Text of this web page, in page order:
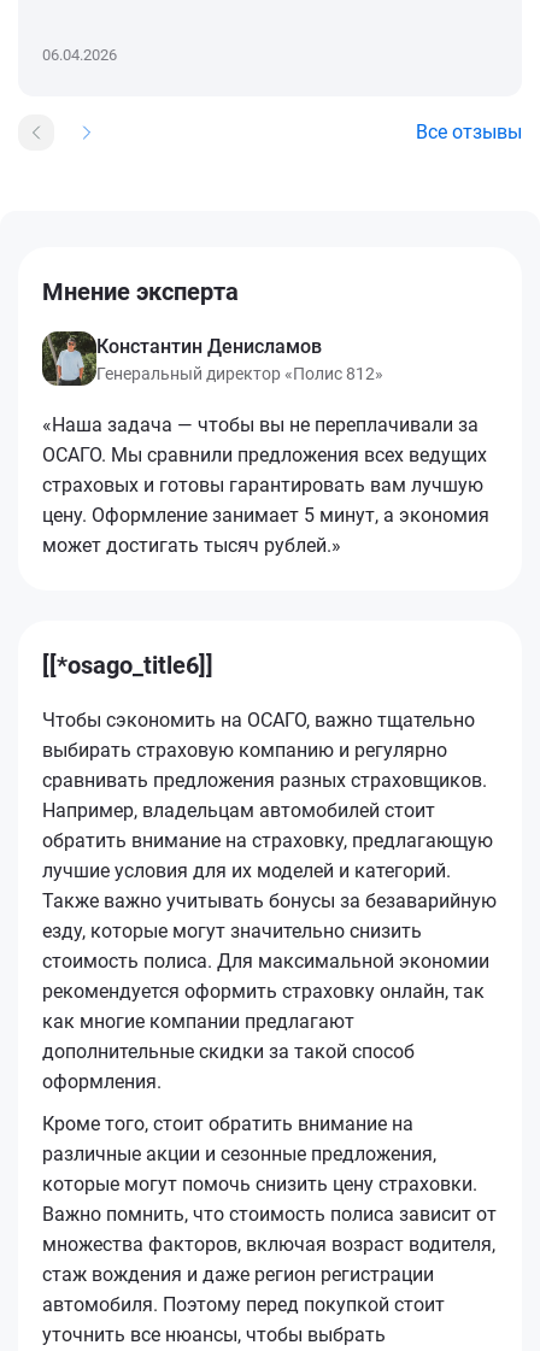
06.04.2026
Все отзывы
Мнение эксперта
Константин Денисламов
Генеральный директор «Полис 812»
«Наша задача — чтобы вы не переплачивали за
ОСАГО. Мы сравнили предложения всех ведущих
страховых и готовы гарантировать вам лучшую
цену. Оформление занимает 5 минут, а экономия
может достигать тысяч рублей.»
[[*osago_title6]]
Чтобы сэкономить на ОСАГО, важно тщательно
выбирать страховую компанию и регулярно
сравнивать предложения разных страховщиков.
Например, владельцам автомобилей стоит
обратить внимание на страховку, предлагающую
лучшие условия для их моделей и категорий.
Также важно учитывать бонусы за безаварийную
езду, которые могут значительно снизить
стоимость полиса. Для максимальной экономии
рекомендуется оформить страховку онлайн, так
как многие компании предлагают
дополнительные скидки за такой способ
оформления.
Кроме того, стоит обратить внимание на
различные акции и сезонные предложения,
которые могут помочь снизить цену страховки.
Важно помнить, что стоимость полиса зависит от
множества факторов, включая возраст водителя,
стаж вождения и даже регион регистрации
автомобиля. Поэтому перед покупкой стоит
уточнить все нюансы, чтобы выбрать